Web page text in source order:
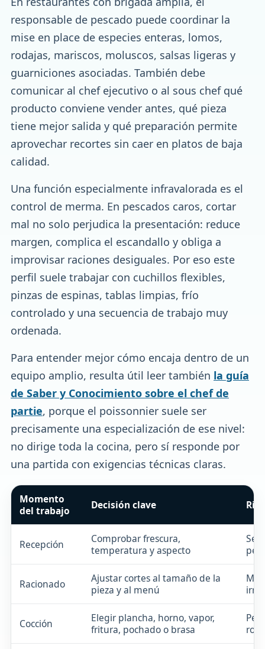
responsable de pescado puede coordinar la
mise en place de especies enteras, lomos,
rodajas, mariscos, moluscos, salsas ligeras y
guarniciones asociadas. También debe
comunicar al chef ejecutivo o al sous chef qué
producto conviene vender antes, qué pieza
tiene mejor salida y qué preparación permite
aprovechar recortes sin caer en platos de baja
calidad.
Una función especialmente infravalorada es el
control de merma. En pescados caros, cortar
mal no solo perjudica la presentación: reduce
margen, complica el escandallo y obliga a
improvisar raciones desiguales. Por eso este
perfil suele trabajar con cuchillos flexibles,
pinzas de espinas, tablas limpias, frío
controlado y una secuencia de trabajo muy
ordenada.
Para entender mejor cómo encaja dentro de un
equipo amplio, resulta útil leer también la guía
de Saber y Conocimiento sobre el chef de
partie, porque el poissonnier suele ser
precisamente una especialización de ese nivel:
no dirige toda la cocina, pero sí responde por
una partida con exigencias técnicas claras.
Momento
del trabajo
Decisión clave
Recepción
Comprobar frescura,
temperatura y aspecto
Racionado
Ajustar cortes al tamaño de la
pieza y al menú
Cocción
Elegir plancha, horno, vapor,
fritura, pochado o brasa